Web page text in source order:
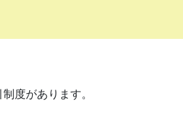
度があります。